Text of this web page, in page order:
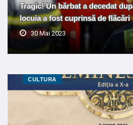
Tragic! Un bărbat a decedat
locuia a fost cuprinsă de flăcări
30 Mai 2023
CULTURA